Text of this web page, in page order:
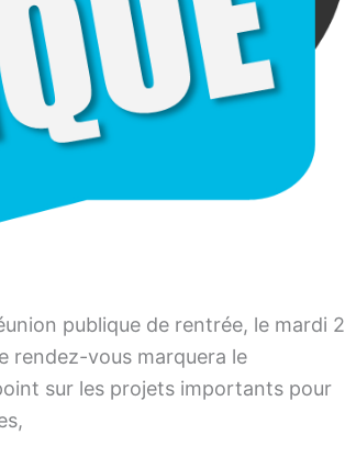
publique de rentrée, le mardi 2
rendez-vous marquera le
sur les projets importants pour